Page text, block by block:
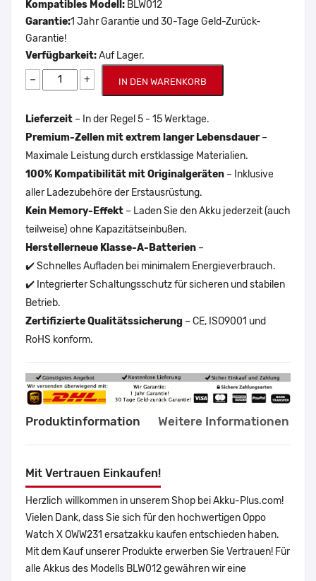
Kompatibles Modell: BLW012
Garantie:1 Jahr Garantie und 30-Tage Geld-Zurück-
Garantie!
Verfügbarkeit:Auf Lager.
− + IN DEN WARENKORB
Lieferzeit – In der Regel 5 - 15 Werktage.
Premium-Zellen mit extrem langer Lebensdauer–
Maximale Leistung durch erstklassige Materialien.
100% Kompatibilität mit Originalgeräten – Inklusive
aller Ladezubehöre der Erstausrüstung.
Kein Memory-Effekt – Laden Sie den Akku jederzeit (auch
teilweise) ohne Kapazitätseinbußen.
Herstellerneue Klasse-A-Batterien –
✔️ Schnelles Aufladen bei minimalem Energieverbrauch.
✔️ Integrierter Schaltungsschutz für sicheren und stabilen
Betrieb.
Zertifizierte Qualitätssicherung – CE, ISO9001 und
RoHS konform.
Produktinformation Weitere Informationen
Mit Vertrauen Einkaufen!
Herzlich willkommen in unserem Shop bei Akku-Plus.com!
Vielen Dank, dass Sie sich für den hochwertigen Oppo
Watch X OWW231 ersatzakku kaufen entschieden haben.
Mit dem Kauf unserer Produkte erwerben Sie Vertrauen! Für
alle Akkus des Modells BLW012 gewähren wir eine